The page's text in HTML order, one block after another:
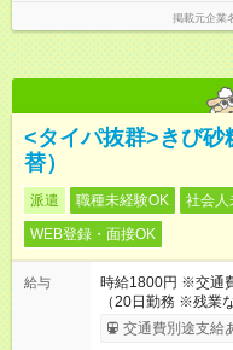
掲載元企業
<タイパ抜群>きび砂
替）
派遣 職種未経験OK 社会人
WEB登録・面接OK
給与
時給1800円 ※交通
（20日勤務 ※残業
交通費別途支給